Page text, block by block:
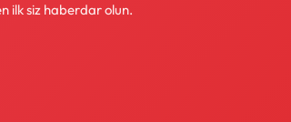
ilk siz haberdar olun.